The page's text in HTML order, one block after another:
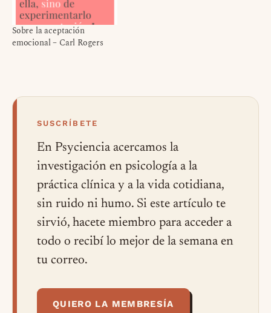
Sobre la aceptación
emocional – Carl Rogers
SUSCRÍBETE
En Psyciencia acercamos la
investigación en psicología a la
práctica clínica y a la vida cotidiana,
sin ruido ni humo. Si este artículo te
sirvió, hacete miembro para acceder a
todo o recibí lo mejor de la semana en
tu correo.
QUIERO LA MEMBRESÍA